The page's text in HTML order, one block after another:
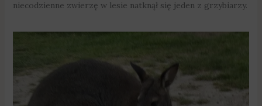
niecodzienne zwierzę w lesie natknął się jeden z grzybiarzy.